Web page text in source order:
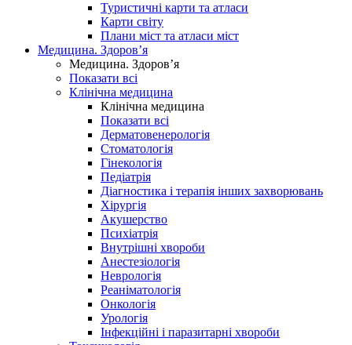
Туристичні карти та атласи
Карти світу
Плани міст та атласи міст
Медицина. Здоров’я
Медицина. Здоров’я
Показати всі
Клінічна медицина
Клінічна медицина
Показати всі
Дерматовенерологія
Стоматологія
Гінекологія
Педіатрія
Діагностика і терапія інших захворювань
Хірургія
Акушерство
Психіатрія
Внутрішні хвороби
Анестезіологія
Неврологія
Реаніматологія
Онкологія
Урологія
Інфекційні і паразитарні хвороби